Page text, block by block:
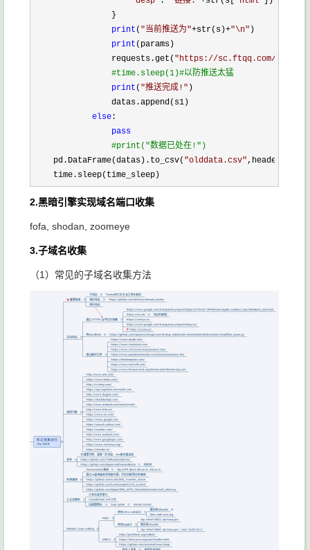
                }
print ( "当前推送为"+str(s)+"\n" )
print (params)
                requests.get(
"https://sc.ftqq.com/
#time.sleep(1)#以防推送太猛
print ( "推送完成! " )
                datas.append(s1)
else :
pass
#print("数据已处在!")
    pd.DataFrame(datas).to_csv(
"olddata.csv"
    time.sleep(time_sleep)
2.黑暗引擎实现域名端口收集
fofa, shodan, zoomeye
3.子域名收集
（1）常见的子域名收集方法